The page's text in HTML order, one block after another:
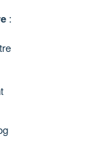
: